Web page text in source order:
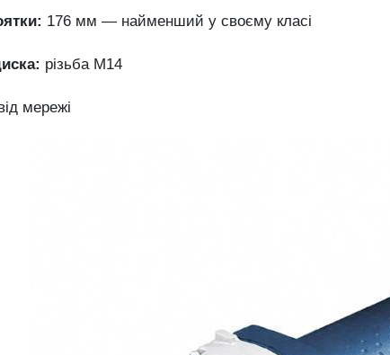
176 мм — найменший у своєму класі
різьба М14
мережі